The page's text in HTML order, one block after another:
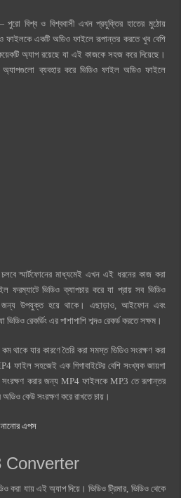
বাজারে ব্যবসার আইডিয়া
কত ২০২৫
বিশ্ব ও বিশ্ববাসী এখন প্রযুক্তির হাতের মুঠোয়
ফাইলকে একটি অডিও ফাইলে রূপান্তর করতে খুব বেশি
অ্যাপ রয়েছে যা এই কাজকে সহজ করে দিয়েছে।
ব্যবহার করে ভিডিও ফাইল অডিও ফাইলে
চলবে স্মার্টফোনের মাধ্যমেই এখন এই ধরনের কাজ করা
ফরম্যাটে ভিডিও ক্যাপচার করে যা প্রায় সব ভিডিও
জন্য উপযুক্ত হয়ে থাকে। এছাড়াও, আইফোন এবং
রেকর্ডিং এর পাশাপাশি শব্দও রেকর্ড করতে সক্ষম।
থাকে যার কারণে তৈরি করা সমস্ত ভিডিও সংরক্ষণ করা
ফাইল সহজেই এক গিগাবাইটের বেশি সংখ্যক জায়গা
সংরক্ষণ করার জন্য MP4 ফাইলকে MP3 তে রূপান্তর
অডিও কেউ সংরক্ষণ করে রাখতে চায়।
এপস
Converter
করা যায় এই অ্যাপ দিয়ে। ভিডিও ট্রিমার, ভিডিও থেকে